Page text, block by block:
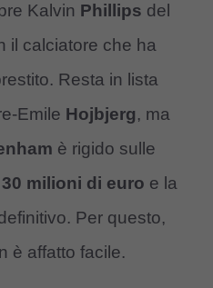
Kalvin Phillips del
il calciatore che ha
Resta in lista
Emile Hojbjerg, ma
è rigido sulle
30 milioni di euro e la
Per questo,
è affatto facile.